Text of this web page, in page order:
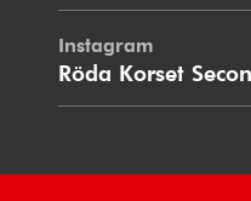
Instagram
Röda Korset